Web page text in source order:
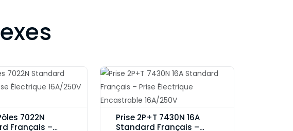
7022N
Français –
Prise 2P+T 7430N 16A
Standard Français –